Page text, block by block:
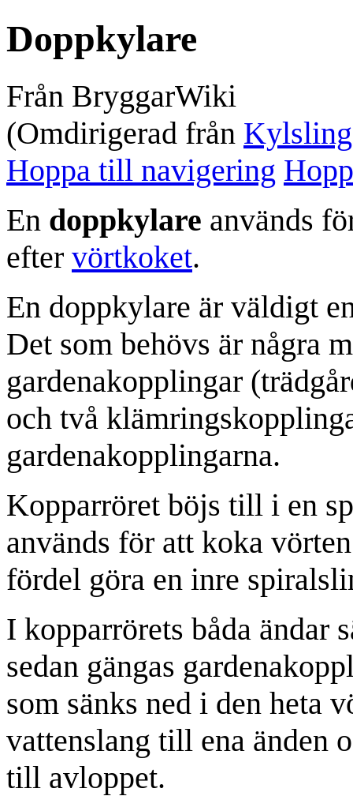
Doppkylare
Från BryggarWiki
(Omdirigerad från
Hoppa till navigering
En doppkylare används
efter vörtkoket.
En doppkylare är väldigt
Det som behövs är några
gardenakopplingar
och två
gardenakopplingarna.
Kopparröret böjs till i en
används för att koka
fördel göra en inre
I kopparrörets båda ändar
sedan gängas
som sänks ned i den heta
vattenslang till ena änden
till avloppet.